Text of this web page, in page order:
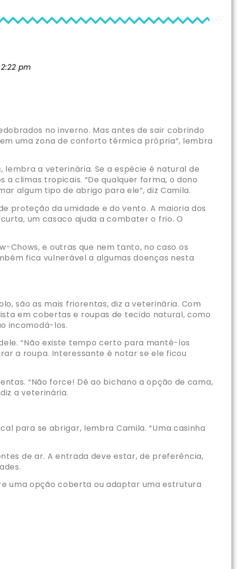
2:22 pm
no inverno. Mas antes de sair cobrindo
uma zona de conforto térmica própria”, lembra
a veterinária. Se a espécie é natural de
climas tropicais. “De qualquer forma, o dono
algum tipo de abrigo para ele”, diz Camila.
proteção da umidade e do vento. A maioria dos
um casaco ajuda a combater o frio. O
Chows, e outras que nem tanto, no caso os
fica vulnerável a algumas doenças nesta
são as mais friorentas, diz a veterinária. Com
em cobertas e roupas de tecido natural, como
incomodá-los.
“Não existe tempo certo para mantê-los
a roupa. Interessante é notar se ele ficou
“Não force! Dê ao bichano a opção de cama,
a veterinária.
para se abrigar, lembra Camila. “Uma casinha
de ar. A entrada deve estar, de preferência,
uma opção coberta ou adaptar uma estrutura